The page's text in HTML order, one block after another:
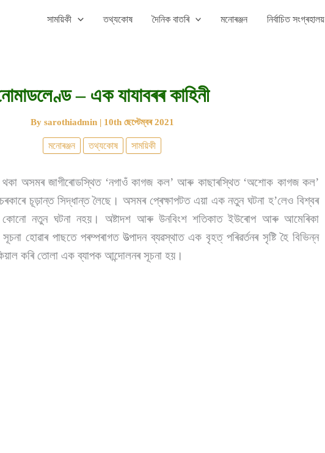
সাময়িকী তথ্যকোষ দৈনিক বাতৰি মনোৰঞ্জন নিৰ্বাচিত সংগ্ৰহালয়
– এক যাযাবৰৰ কাহিনী
By sarothiadmin | 10th ছেপ্টেম্বৰ 2021
মনোৰঞ্জন তথ্যকোষ সাময়িকী
থকা অসমৰ জাগীৰোডস্থিত ‘নগাওঁ কাগজ কল’ আৰু কাছাৰস্থিত ‘অশোক কাগজ কল’
চূড়ান্ত সিদ্ধান্ত লৈছে। অসমৰ প্ৰেক্ষাপটত এয়া এক নতুন ঘটনা হ’লেও বিশ্বৰ
কোনো নতুন ঘটনা নহয়। অষ্টাদশ আৰু উনবিংশ শতিকাত ইউৰোপ আৰু আমেৰিকা
হোৱাৰ পাছতে পৰম্পৰাগত উত্পাদন ব্যৱস্থাত এক বৃহত্ পৰিৱৰ্তনৰ সৃষ্টি হৈ বিভিন্ন
কৰি তোলা এক ব্যাপক আন্দোলনৰ সূচনা হয়।